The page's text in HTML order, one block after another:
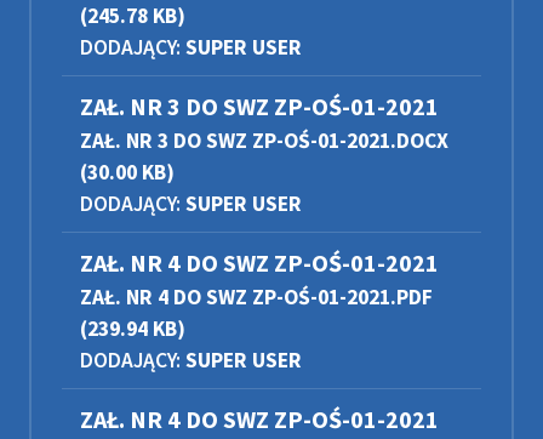
(245.78 KB)
DODAJĄCY: SUPER USER
ZAŁ. NR 3 DO SWZ ZP-OŚ-01-2021
ZAŁ. NR 3 DO SWZ ZP-OŚ-01-2021.DOCX
(30.00 KB)
DODAJĄCY: SUPER USER
ZAŁ. NR 4 DO SWZ ZP-OŚ-01-2021
ZAŁ. NR 4 DO SWZ ZP-OŚ-01-2021.PDF
(239.94 KB)
DODAJĄCY: SUPER USER
ZAŁ. NR 4 DO SWZ ZP-OŚ-01-2021